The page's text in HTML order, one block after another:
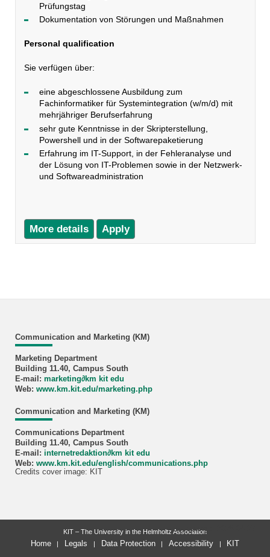
Prüfungstag
Dokumentation von Störungen und Maßnahmen
Personal qualification
Sie verfügen über:
eine abgeschlossene Ausbildung zum
Fachinformatiker für Systemintegration (w/m/d) mit
mehrjähriger Berufserfahrung
sehr gute Kenntnisse in der Skripterstellung,
Powershell und in der Softwarepaketierung
Erfahrung im IT-Support, in der Fehleranalyse und
der Lösung von IT-Problemen sowie in der Netzwerk-
und Softwareadministration
More details Apply
Communication and Marketing (KM)
Marketing Department
Building 11.40, Campus South
E-mail: marketing∂km kit edu
Web: www.km.kit.edu/marketing.php
Communication and Marketing (KM)
Communications Department
Building 11.40, Campus South
E-mail: internetredaktion∂km kit edu
Web: www.km.kit.edu/english/communications.php
Credits cover image: KIT
last change: 2026-04-27
KIT – The University in the Helmholtz Association
Home Legals Data Protection Accessibility KIT